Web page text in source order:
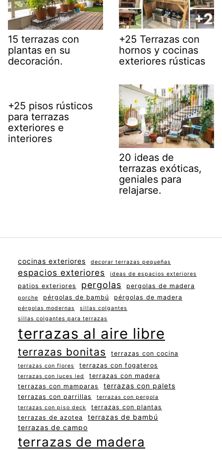
15 terrazas con
plantas en su
decoración.
+25 Terrazas con
hornos y cocinas
exteriores rústicas
+25 pisos rústicos
para terrazas
exteriores e
interiores
20 ideas de
terrazas exóticas,
geniales para
relajarse.
cocinas exteriores decorar terrazas pequeñas
espacios exteriores ideas de espacios exteriores
patios exteriores pergolas pergolas de madera
porche pérgolas de bambú pérgolas de madera
pérgolas modernas
sillas colgantes
sillas colgantes para terrazas
terrazas al aire libre
terrazas bonitas terrazas con cocina
terrazas con flores terrazas con fogateros
terrazas con luces led
terrazas con madera
terrazas con mamparas
terrazas con palets
terrazas con parrillas
terrazas con pergola
terrazas con piso deck
terrazas con plantas
terrazas de azotea
terrazas de bambú
terrazas de campo
terrazas de madera